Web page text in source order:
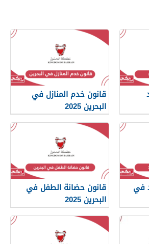
قانون خدم المنازل في
البحرين 2025
في
قانون حضانة الطفل في
البحرين 2025